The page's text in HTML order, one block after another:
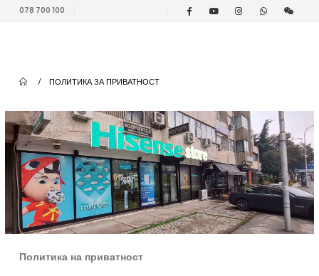
078 700 100
ПОЛИТИКА ЗА ПРИВАТНОСТ
Политика на приватност